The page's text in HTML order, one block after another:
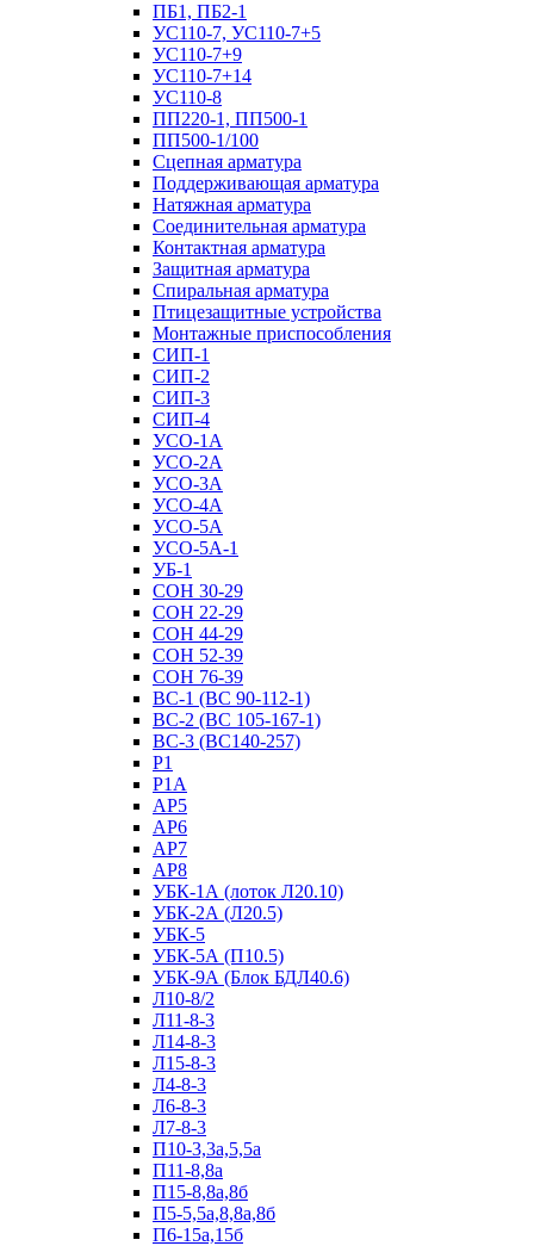
ПБ1, ПБ2-1
УС110-7, УС110-7+5
УС110-7+9
УС110-7+14
УС110-8
ПП220-1, ПП500-1
ПП500-1/100
Сцепная арматура
Поддерживающая арматура
Натяжная арматура
Соединительная арматура
Контактная арматура
Защитная арматура
Спиральная арматура
Птицезащитные устройства
Монтажные приспособления
СИП-1
СИП-2
СИП-3
СИП-4
УСО-1А
УСО-2А
УСО-3А
УСО-4А
УСО-5А
УСО-5А-1
УБ-1
СОН 30-29
СОН 22-29
СОН 44-29
СОН 52-39
СОН 76-39
ВС-1 (ВС 90-112-1)
ВС-2 (ВС 105-167-1)
ВС-3 (ВС140-257)
Р1
Р1А
АР5
АР6
АР7
АР8
УБК-1А (лоток Л20.10)
УБК-2А (Л20.5)
УБК-5
УБК-5А (П10.5)
УБК-9А (Блок БДЛ40.6)
Л10-8/2
Л11-8-3
Л14-8-3
Л15-8-3
Л4-8-3
Л6-8-3
Л7-8-3
П10-3,3а,5,5а
П11-8,8а
П15-8,8а,8б
П5-5,5а,8,8а,8б
П6-15а,15б